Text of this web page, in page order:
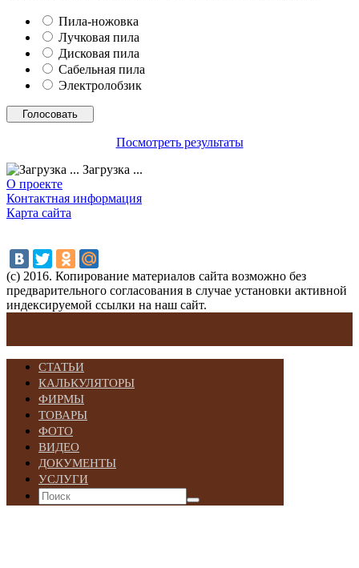
Пила-ножовка
Лучковая пила
Дисковая пила
Сабельная пила
Электролобзик
Посмотреть результаты
Загрузка ...
О проекте
Контактная информация
Карта сайта
(с) 2016. Копирование материалов сайта возможно без
предварительного согласования в случае установки активной
индексируемой ссылки на наш сайт.
СТАТЬИ
КАЛЬКУЛЯТОРЫ
ФИРМЫ
ТОВАРЫ
ФОТО
ВИДЕО
ДОКУМЕНТЫ
УСЛУГИ